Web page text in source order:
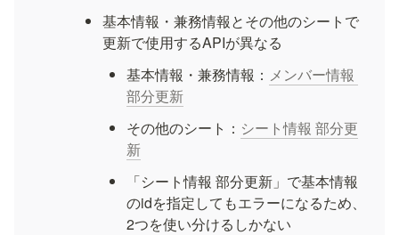
基本情報・兼務情報とその他のシートで
更新で使用するAPIが異なる
基本情報・兼務情報： メンバー情報
部分更新
その他のシート： シート情報 部分更
新
「シート情報 部分更新」で基本情報
のidを指定してもエラーになるため、
2つを使い分けるしかない